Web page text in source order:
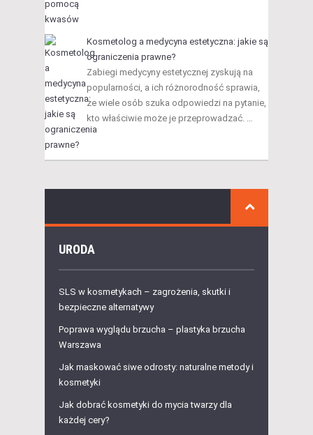
Kosmetolog a medycyna estetyczna: jakie są
ograniczenia prawne?
Zabiegi medycyny estetycznej zyskują na
popularności, a ich różnorodność sprawia,
że wiele osób szuka odpowiedzi na pytanie,
kto właściwie może je przeprowadzać. …
URODA
SLS w kosmetykach – zagrożenia, skutki i
bezpieczne alternatywy
Poprawa wyglądu brzucha – plastyka brzucha
Warszawa
Jak maskować siwe odrosty: naturalne metody i
kosmetyki
Jak dobrać kosmetyki do mycia twarzy dla
każdej cery?